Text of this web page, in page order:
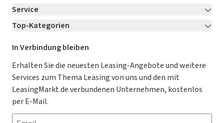
Über LeasingMarkt.de
Karriere Jetzt bewerben!
Für Händler
Kooperation mit AutoScout24
AGB
Datenschutz
Impressum
Service
Kontakt
Ratgeber
Magazin
Datenschutz-Einstellungen
So funktioniert’s
Häufig gestellte Fragen
Top-Kategorien
Leasing Deals
Gebrauchtwagen Leasing
Leasing ohne Anzahlung
E-Auto Leasing
Privatleasing
In Verbindung bleiben
Erhalten Sie die neuesten Leasing-Angebote und weitere
Services zum Thema Leasing von uns und den mit
LeasingMarkt.de verbundenen Unternehmen, kostenlos
per E-Mail.